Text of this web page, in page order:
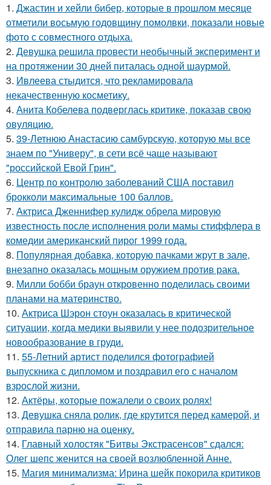
1. Джастин и хейли бибер, которые в прошлом месяце
отметили восьмую годовщину помолвки, показали новые
фото с совместного отдыха.
2. Девушка решила провести необычный эксперимент и
на протяжении 30 дней питалась одной шаурмой.
3. Ивлеева стыдится, что рекламировала
некачественную косметику.
4. Анита Кобелева подверглась критике, показав свою
овуляцию.
5. 39-Летнюю Анастасию самбурскую, которую мы все
знаем по "Универу", в сети всё чаще называют
"российской Евой Грин".
6. Центр по контролю заболеваний США поставил
брокколи максимальные 100 баллов.
7. Актриса Дженнифер кулидж обрела мировую
известность после исполнения роли мамы стиффлера в
комедии американский пирог 1999 года.
8. Популярная добавка, которую пачками жрут в зале,
внезапно оказалась мощным оружием против рака.
9. Милли бобби браун откровенно поделилась своими
планами на материнство.
10. Актриса Шэрон стоун оказалась в критической
ситуации, когда медики выявили у нее подозрительное
новообразование в груди.
11. 55-Летний артист поделился фотографией
выпускника с дипломом и поздравил его с началом
взрослой жизни.
12. Актёры, которые пожалели о своих ролях!
13. Девушка сняла ролик, где крутится перед камерой, и
отправила парню на оценку.
14. Главный холостяк "Битвы Экстрасенсов" сдался:
Олег шепс женится на своей возлюбленной Анне.
15. Магия минимализма: Ирина шейк покорила критиков